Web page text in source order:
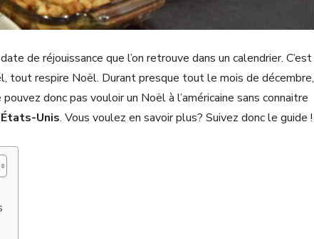
de réjouissance que l’on retrouve dans un calendrier. C’est
tout respire Noël. Durant presque tout le mois de décembre,
donc pas vouloir un Noël à l’américaine sans connaitre
Unis. Vous voulez en savoir plus? Suivez donc le guide !